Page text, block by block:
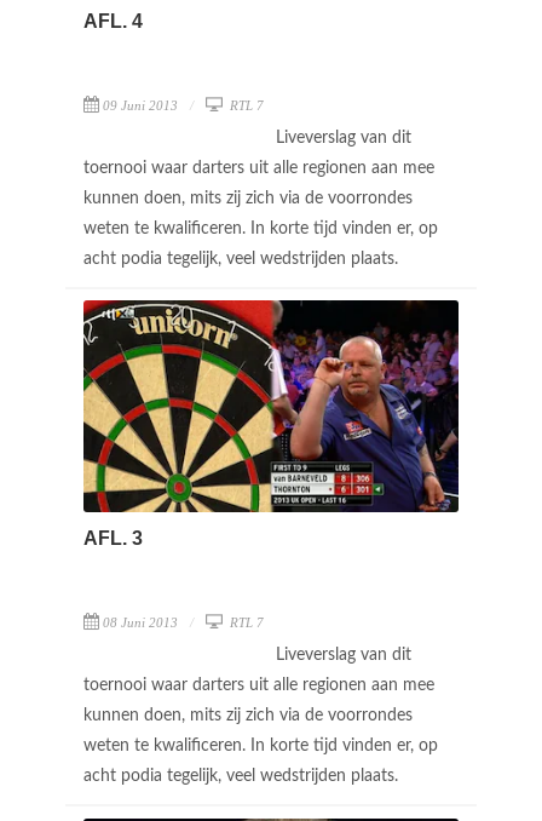
AFL. 4
09 Juni 2013 RTL 7
Liveverslag van dit
toernooi waar darters uit alle regionen aan mee
kunnen doen, mits zij zich via de voorrondes
weten te kwalificeren. In korte tijd vinden er, op
acht podia tegelijk, veel wedstrijden plaats.
AFL. 3
08 Juni 2013 RTL 7
Liveverslag van dit
toernooi waar darters uit alle regionen aan mee
kunnen doen, mits zij zich via de voorrondes
weten te kwalificeren. In korte tijd vinden er, op
acht podia tegelijk, veel wedstrijden plaats.